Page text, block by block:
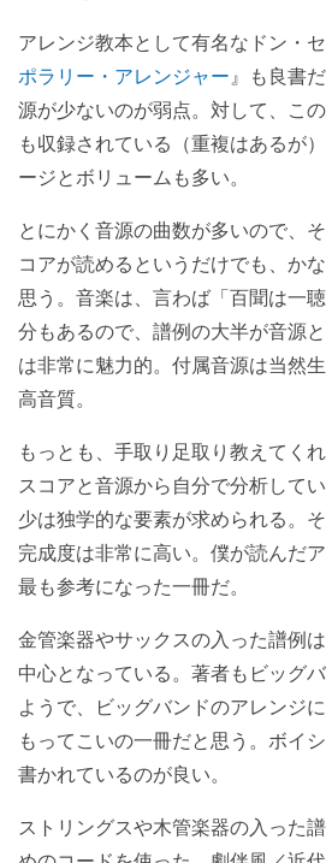
アレンジ教本として有名なドン・
ポラリー・アレンジャー』も良書
源が少ないのが弱点。対して、こ
も収録されている（重複はあるが
ージとボリュームも多い。
とにかく音源の曲数が多いので、
コアが読めるというだけでも、か
思う。音楽は、言わば「百聞は一
分もあるので、譜例の大半が音源
は非常に魅力的。付属音源は当然
高音質。
もっとも、手取り足取り教えてく
スコアと音源から自分で分析して
少は独学的な要素が求められる。
完成度は非常に高い。僕が読んだ
最も参考になった一冊だ。
金管楽器やサックスの入った譜例
中心となっている。著者もビッグ
ようで、ビッグバンドのアレンジ
もってこいの一冊だと思う。ボイ
書かれているのが良い。
ストリングスや木管楽器の入った